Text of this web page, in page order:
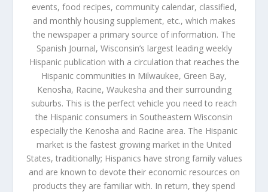
events, food recipes, community calendar, classified,
and monthly housing supplement, etc., which makes
the newspaper a primary source of information. The
Spanish Journal, Wisconsin’s largest leading weekly
Hispanic publication with a circulation that reaches the
Hispanic communities in Milwaukee, Green Bay,
Kenosha, Racine, Waukesha and their surrounding
suburbs. This is the perfect vehicle you need to reach
the Hispanic consumers in Southeastern Wisconsin
especially the Kenosha and Racine area. The Hispanic
market is the fastest growing market in the United
States, traditionally; Hispanics have strong family values
and are known to devote their economic resources on
products they are familiar with. In return, they spend